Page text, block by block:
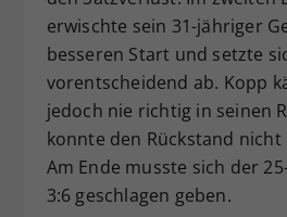
erwischte sein 31-jähriger
besseren Start und setzte
vorentscheidend ab. Kopp
jedoch nie richtig in seinen
konnte den Rückstand
Am Ende musste sich der
3:6 geschlagen geben.